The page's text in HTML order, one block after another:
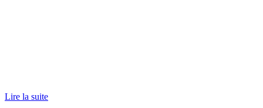
Lire la suite